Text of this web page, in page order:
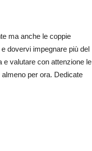
ma anche le coppie
dovervi impegnare più del
e valutare con attenzione le
per ora. Dedicate